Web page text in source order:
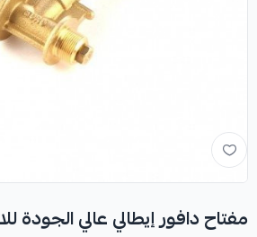
مفتاح دافور إيطالي عالي الجودة